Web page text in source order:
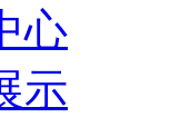
心
示